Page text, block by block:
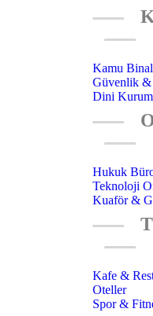
Kamu
Güvenlik &
Dini
Hukuk
Teknoloji
Kuaför &
Kafe &
Oteller
Spor &